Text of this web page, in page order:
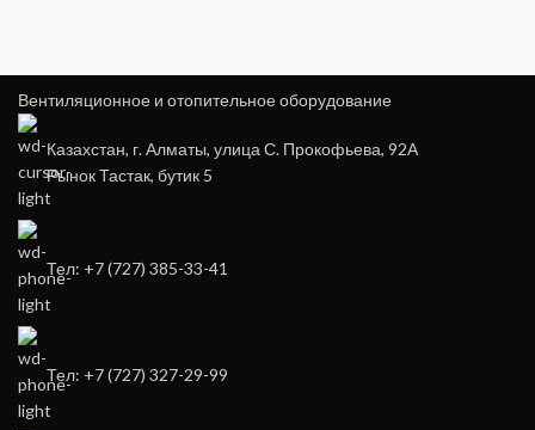
Вентиляционное и отопительное оборудование
Казахстан, г. Алматы, улица С. Прокофьева, 92А
Рынок Тастак, бутик 5
Тел: +7 (727) 385-33-41
Тел: +7 (727) 327-29-99